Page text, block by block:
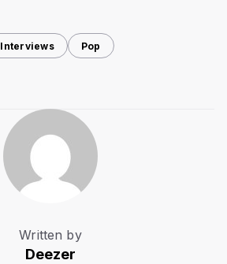
Interviews Pop
Written by
Deezer